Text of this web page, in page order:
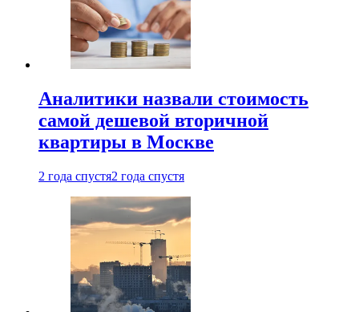
Аналитики назвали стоимость
самой дешевой вторичной
квартиры в Москве
2 года спустя2 года спустя